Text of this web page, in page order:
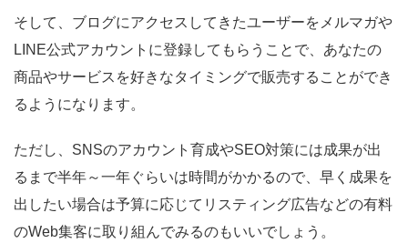
そして、ブログにアクセスしてきたユーザーをメルマガや
LINE公式アカウントに登録してもらうことで、あなたの
商品やサービスを好きなタイミングで販売することができ
るようになります。
ただし、SNSのアカウント育成やSEO対策には成果が出
るまで半年～一年ぐらいは時間がかかるので、早く成果を
出したい場合は予算に応じてリスティング広告などの有料
のWeb集客に取り組んでみるのもいいでしょう。